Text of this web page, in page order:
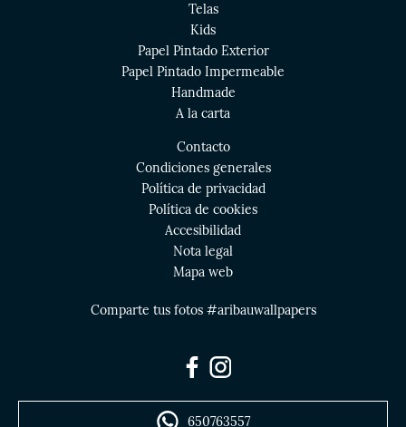
Telas
Kids
Papel Pintado Exterior
Papel Pintado Impermeable
Handmade
A la carta
Contacto
Condiciones generales
Política de privacidad
Política de cookies
Accesibilidad
Nota legal
Mapa web
Comparte tus fotos #aribauwallpapers
650763557